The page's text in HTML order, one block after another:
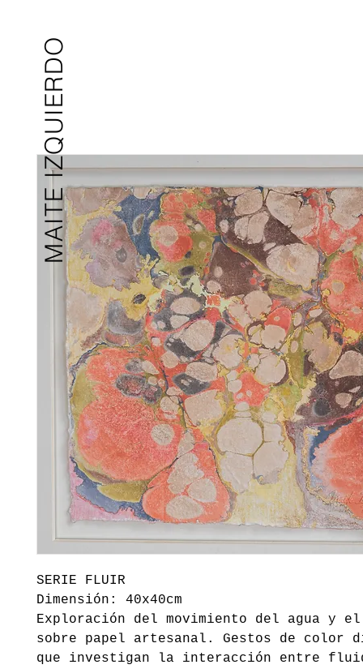
MAITE IZQUIERDO
SERIE FLUIR
Dimensión: 40x40cm
Exploración del movimiento del agua y el
sobre papel artesanal. Gestos de color
que investigan la interacción entre